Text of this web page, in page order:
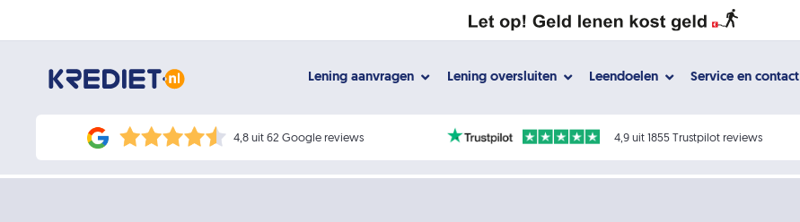
Lening aanvragen Lening oversluiten Leendoelen Service en contact
4,8 uit 62 Google reviews 4,9 uit 1855 Trustpilot reviews